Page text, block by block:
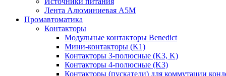
Лента Алюминиевая А5М
Промавтоматика
Контакторы
Модульные контакторы Benedict
Мини-контакторы (K1)
Контакторы 3-полюсные (K3, K)
Контакторы 4-полюсные (K3)
Контакторы (пускатели) для коммутации